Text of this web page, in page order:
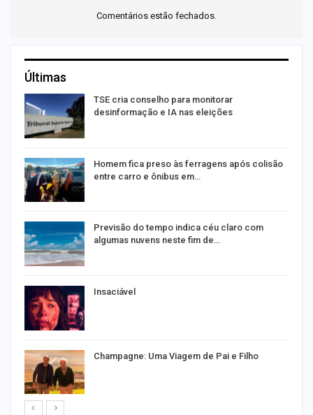
Comentários estão fechados.
Últimas
TSE cria conselho para monitorar
desinformação e IA nas eleições
Homem fica preso às ferragens após colisão
entre carro e ônibus em…
Previsão do tempo indica céu claro com
algumas nuvens neste fim de…
Insaciável
Champagne: Uma Viagem de Pai e Filho